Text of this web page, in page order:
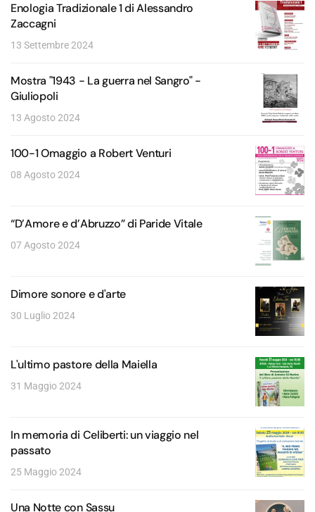
Enologia Tradizionale 1 di Alessandro
Zaccagni
13 Settembre 2024
Mostra "1943 - La guerra nel Sangro" -
Giuliopoli
13 Agosto 2024
100-1 Omaggio a Robert Venturi
08 Agosto 2024
“D’Amore e d’Abruzzo” di Paride Vitale
07 Agosto 2024
Dimore sonore e d'arte
30 Luglio 2024
L'ultimo pastore della Maiella
31 Maggio 2024
In memoria di Celiberti: un viaggio nel
passato
25 Maggio 2024
Una Notte con Sassu